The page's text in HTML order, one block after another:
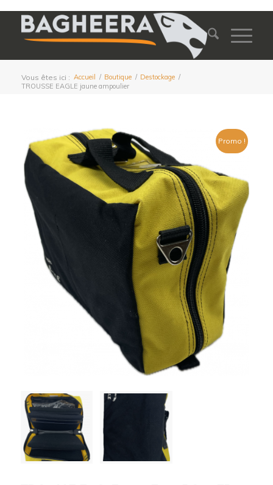
Vous êtes ici : Accueil / Boutique / Destockage /
TROUSSE EAGLE jaune ampoulier
Promo !